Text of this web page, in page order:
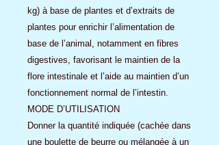
kg) à base de plantes et d’extraits de
plantes pour enrichir l’alimentation de
base de l’animal, notamment en fibres
digestives, favorisant le maintien de la
flore intestinale et l’aide au maintien d’un
fonctionnement normal de l’intestin.
MODE D’UTILISATION
Donner la quantité indiquée (cachée dans
une boulette de beurre ou mélangée à un